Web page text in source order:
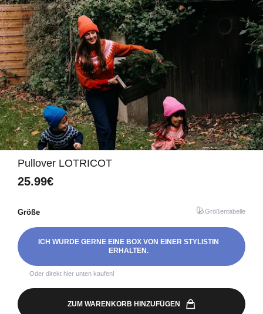
Pullover LOTRICOT
25.99€
Größe Größentabelle
ICH WÜRDE GERNE EINE BOX VON EINER STYLISTIN
ERHALTEN.
Oder direkt hier unten kaufen!
ZUM WARENKORB HINZUFÜGEN